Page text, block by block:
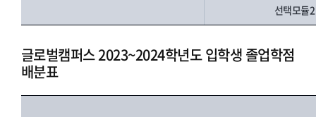
선택모듈2
글로벌캠퍼스 2023~2024학년도 입학생 졸업학점
배분표